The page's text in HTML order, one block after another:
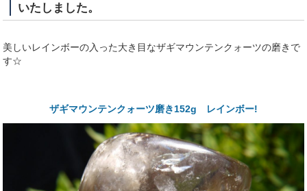
いたしました。
美しいレインボーの入った大き目なザギマウンテンクォーツの磨きで
す☆
ザギマウンテンクォーツ磨き152g レインボー!